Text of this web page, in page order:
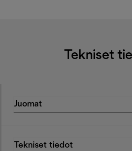
Tekniset
Juomat
Tekniset tiedot